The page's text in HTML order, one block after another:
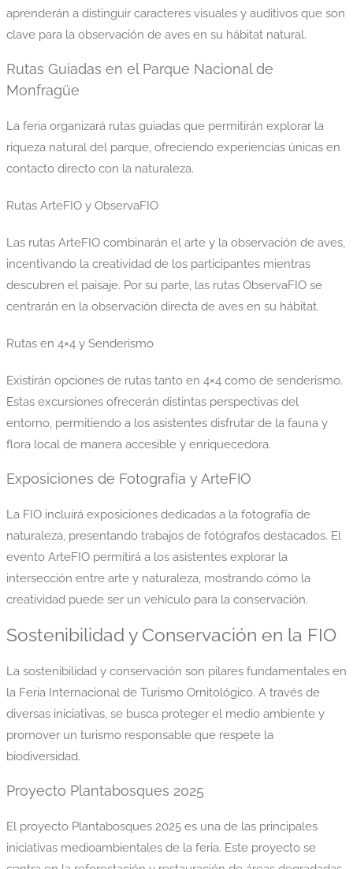
aprenderán a distinguir caracteres visuales y auditivos que son
clave para la observación de aves en su hábitat natural.
Rutas Guiadas en el Parque Nacional de
Monfragüe
La feria organizará rutas guiadas que permitirán explorar la
riqueza natural del parque, ofreciendo experiencias únicas en
contacto directo con la naturaleza.
Rutas ArteFIO y ObservaFIO
Las rutas ArteFIO combinarán el arte y la observación de aves,
incentivando la creatividad de los participantes mientras
descubren el paisaje. Por su parte, las rutas ObservaFIO se
centrarán en la observación directa de aves en su hábitat.
Rutas en 4×4 y Senderismo
Existirán opciones de rutas tanto en 4×4 como de senderismo.
Estas excursiones ofrecerán distintas perspectivas del
entorno, permitiendo a los asistentes disfrutar de la fauna y
flora local de manera accesible y enriquecedora.
Exposiciones de Fotografía y ArteFIO
La FIO incluirá exposiciones dedicadas a la fotografía de
naturaleza, presentando trabajos de fotógrafos destacados. El
evento ArteFIO permitirá a los asistentes explorar la
intersección entre arte y naturaleza, mostrando cómo la
creatividad puede ser un vehículo para la conservación.
Sostenibilidad y Conservación en la FIO
La sostenibilidad y conservación son pilares fundamentales en
la Feria Internacional de Turismo Ornitológico. A través de
diversas iniciativas, se busca proteger el medio ambiente y
promover un turismo responsable que respete la
biodiversidad.
Proyecto Plantabosques 2025
El proyecto Plantabosques 2025 es una de las principales
iniciativas medioambientales de la feria. Este proyecto se